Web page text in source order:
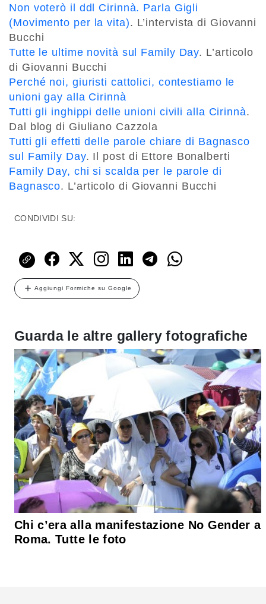
Non voterò il ddl Cirinnà. Parla Gigli
(Movimento per la vita). L’intervista di Giovanni
Bucchi
Tutte le ultime novità sul Family Day. L’articolo
di Giovanni Bucchi
Perché noi, giuristi cattolici, contestiamo le
unioni gay alla Cirinnà
Tutti gli inghippi delle unioni civili alla Cirinnà.
Dal blog di Giuliano Cazzola
Tutti gli effetti delle parole chiare di Bagnasco
sul Family Day. Il post di Ettore Bonalberti
Family Day, chi si scalda per le parole di
Bagnasco. L’articolo di Giovanni Bucchi
CONDIVIDI SU:
Aggiungi Formiche su Google
Guarda le altre gallery fotografiche
Chi c’era alla manifestazione No Gender a
Roma. Tutte le foto